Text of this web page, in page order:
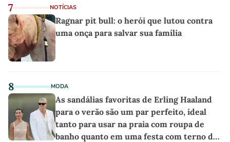
7 NOTÍCIAS
Ragnar pit bull: o herói que lutou contra
uma onça para salvar sua família
8 MODA
As sandálias favoritas de Erling Haaland
para o verão são um par perfeito, ideal
tanto para usar na praia com roupa de
banho quanto em uma festa com terno de